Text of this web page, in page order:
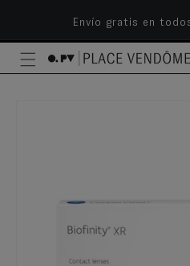
al contenido
Envío gratis en